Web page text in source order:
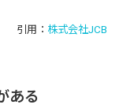
引用： 株式会社JCB
ある